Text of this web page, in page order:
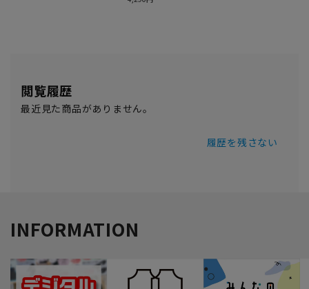
閲覧履歴
最近見た商品がありません。
履歴を残さない
INFORMATION